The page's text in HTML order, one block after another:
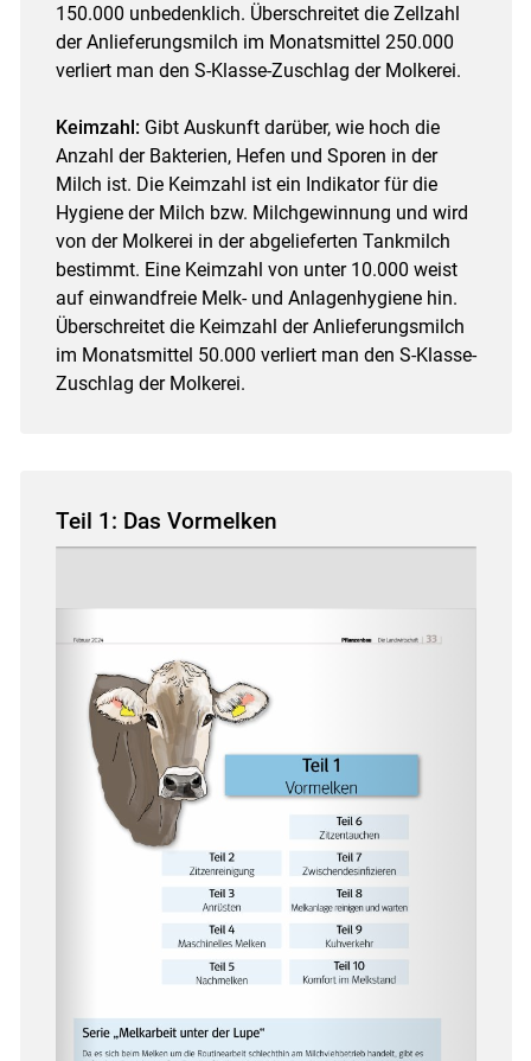
150.000 unbedenklich. Überschreitet die Zellzahl
der Anlieferungsmilch im Monatsmittel 250.000
verliert man den S-Klasse-Zuschlag der Molkerei.
Keimzahl: Gibt Auskunft darüber, wie hoch die
Anzahl der Bakterien, Hefen und Sporen in der
Milch ist. Die Keimzahl ist ein Indikator für die
Hygiene der Milch bzw. Milchgewinnung und wird
von der Molkerei in der abgelieferten Tankmilch
bestimmt. Eine Keimzahl von unter 10.000 weist
auf einwandfreie Melk- und Anlagenhygiene hin.
Überschreitet die Keimzahl der Anlieferungsmilch
im Monatsmittel 50.000 verliert man den S-Klasse-
Zuschlag der Molkerei.
Teil 1: Das Vormelken